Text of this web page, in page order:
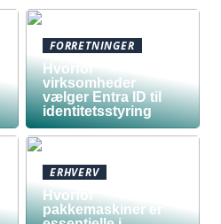
FORRETNINGER
Hvorfor
virksomheder
vælger Entra ID til
identitetsstyring
ERHVERV
Hvorfor
pakkemaskiner er